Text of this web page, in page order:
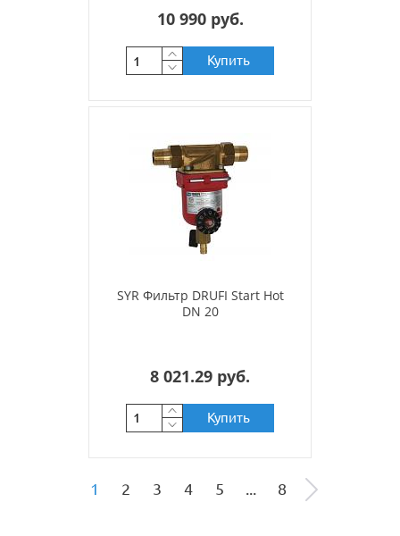
10 990 руб.
Купить
SYR Фильтр DRUFI Start Hot
DN 20
8 021.29 руб.
Купить
1 2 3 4 5 ... 8